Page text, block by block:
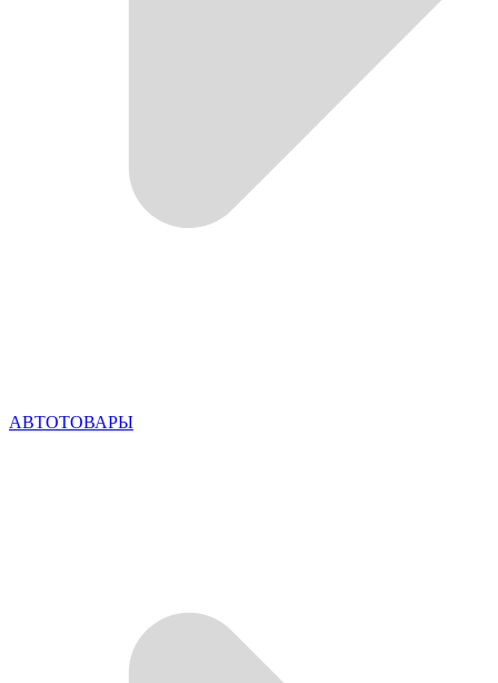
АВТОТОВАРЫ